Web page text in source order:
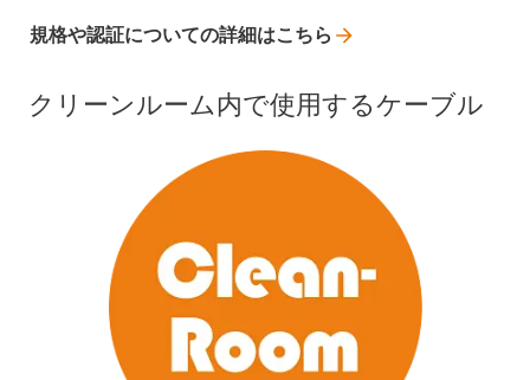
規格や認証についての詳細はこちら
クリーンルーム内で使用するケーブル